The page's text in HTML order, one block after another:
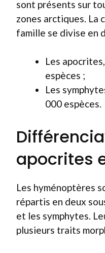
sont présents sur
zones arctiques. La
famille se divise en
Les
espèces ;
Les
000 espèces.
apocrites
Les hyménoptères
répartis en deux
et les symphytes.
plusieurs traits